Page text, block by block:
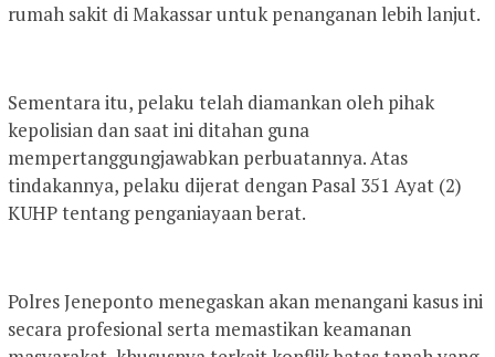
rumah sakit di Makassar untuk penanganan lebih lanjut.
Sementara itu, pelaku telah diamankan oleh pihak
kepolisian dan saat ini ditahan guna
mempertanggungjawabkan perbuatannya. Atas
tindakannya, pelaku dijerat dengan Pasal 351 Ayat (2)
KUHP tentang penganiayaan berat.
Polres Jeneponto menegaskan akan menangani kasus ini
secara profesional serta memastikan keamanan